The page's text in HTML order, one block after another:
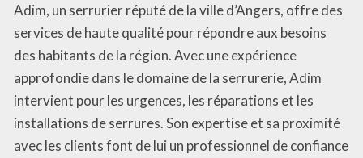
Adim, un serrurier réputé de la ville d’Angers, offre des
services de haute qualité pour répondre aux besoins
des habitants de la région. Avec une expérience
approfondie dans le domaine de la serrurerie, Adim
intervient pour les urgences, les réparations et les
installations de serrures. Son expertise et sa proximité
avec les clients font de lui un professionnel de confiance